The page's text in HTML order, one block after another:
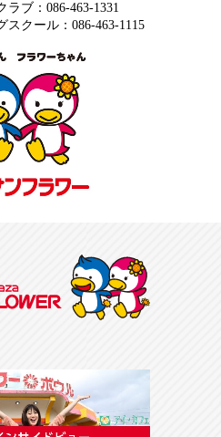
ラブ：086-463-1331
スクール：086-463-1115